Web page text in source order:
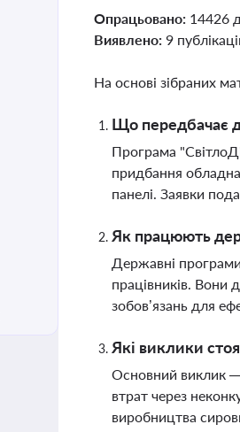
Опрацьовано: 14426
Виявлено: 9
На основі зібраних
Що передбачає
Програма
придбання
панелі. Заявки
Як працюють
Державні
працівників. Вони
зобов’язань для
Які виклики
Основний виклик
втрат через
виробництва